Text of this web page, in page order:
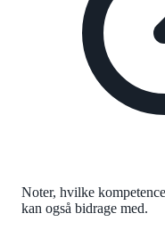
Noter, hvilke
kan også bidrage med.